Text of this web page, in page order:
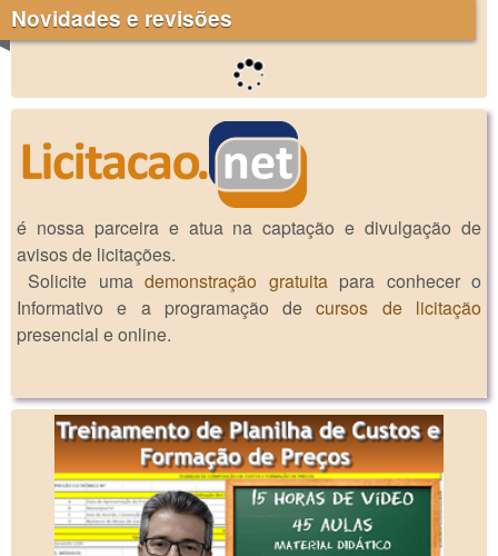
Novidades e revisões
é nossa parceira e atua na captação e divulgação de
avisos de licitações.
Solicite umademonstração gratuitapara conhecer o
Informativo e a programação decursos de licitação
presencial e online.